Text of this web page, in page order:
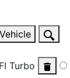
Turbo